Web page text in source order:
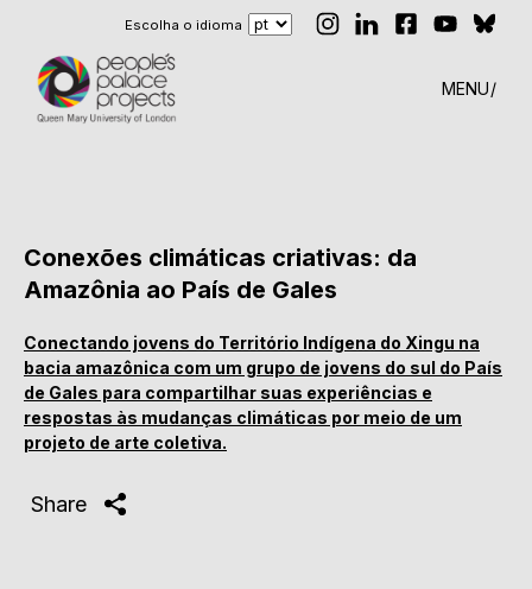
Escolha o idioma
MENU
Conexões climáticas criativas: da
Amazônia ao País de Gales
Conectando jovens do Território Indígena do Xingu na
bacia amazônica com um grupo de jovens do sul do País
de Gales para compartilhar suas experiências e
respostas às mudanças climáticas por meio de um
projeto de arte coletiva.
Share